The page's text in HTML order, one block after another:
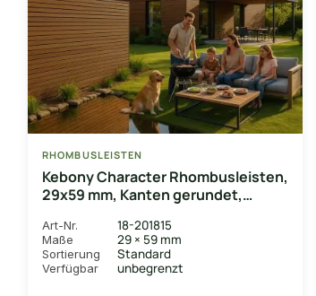
RHOMBUSLEISTEN
Kebony Character Rhombusleisten,
29x59 mm, Kanten gerundet,
Art-Nr. 18-201815
Maße 29 × 59 mm
Sortierung Standard
Verfügbar unbegrenzt